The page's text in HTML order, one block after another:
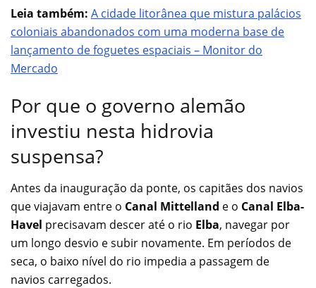
Leia também: A cidade litorânea que mistura palácios
coloniais abandonados com uma moderna base de
lançamento de foguetes espaciais – Monitor do
Mercado
Por que o governo alemão
investiu nesta hidrovia
suspensa?
Antes da inauguração da ponte, os capitães dos navios
que viajavam entre o Canal Mittelland e o Canal Elba-
Havel precisavam descer até o rio Elba, navegar por
um longo desvio e subir novamente. Em períodos de
seca, o baixo nível do rio impedia a passagem de
navios carregados.